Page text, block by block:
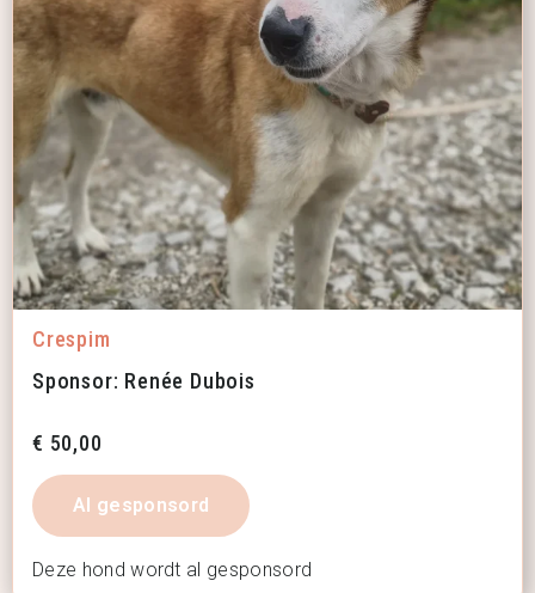
Crespim
Sponsor: Renée Dubois
€ 50,00
Al gesponsord
Deze hond wordt al gesponsord